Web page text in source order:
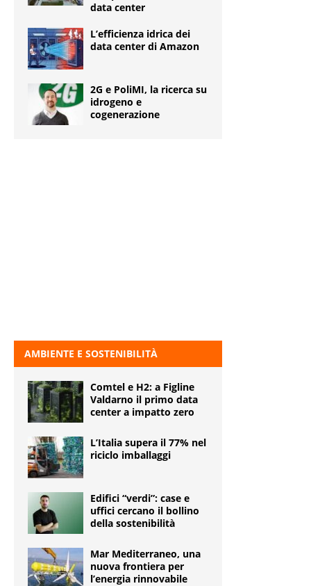
data center
L’efficienza idrica dei
data center di Amazon
2G e PoliMI, la ricerca su
idrogeno e
cogenerazione
AMBIENTE E SOSTENIBILITÀ
Comtel e H2: a Figline
Valdarno il primo data
center a impatto zero
L’Italia supera il 77% nel
riciclo imballaggi
Edifici “verdi”: case e
uffici cercano il bollino
della sostenibilità
Mar Mediterraneo, una
nuova frontiera per
l’energia rinnovabile